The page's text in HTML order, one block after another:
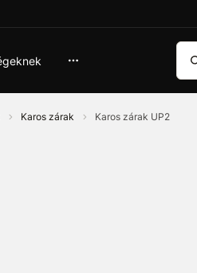
Karos zárak Karos zárak UP2